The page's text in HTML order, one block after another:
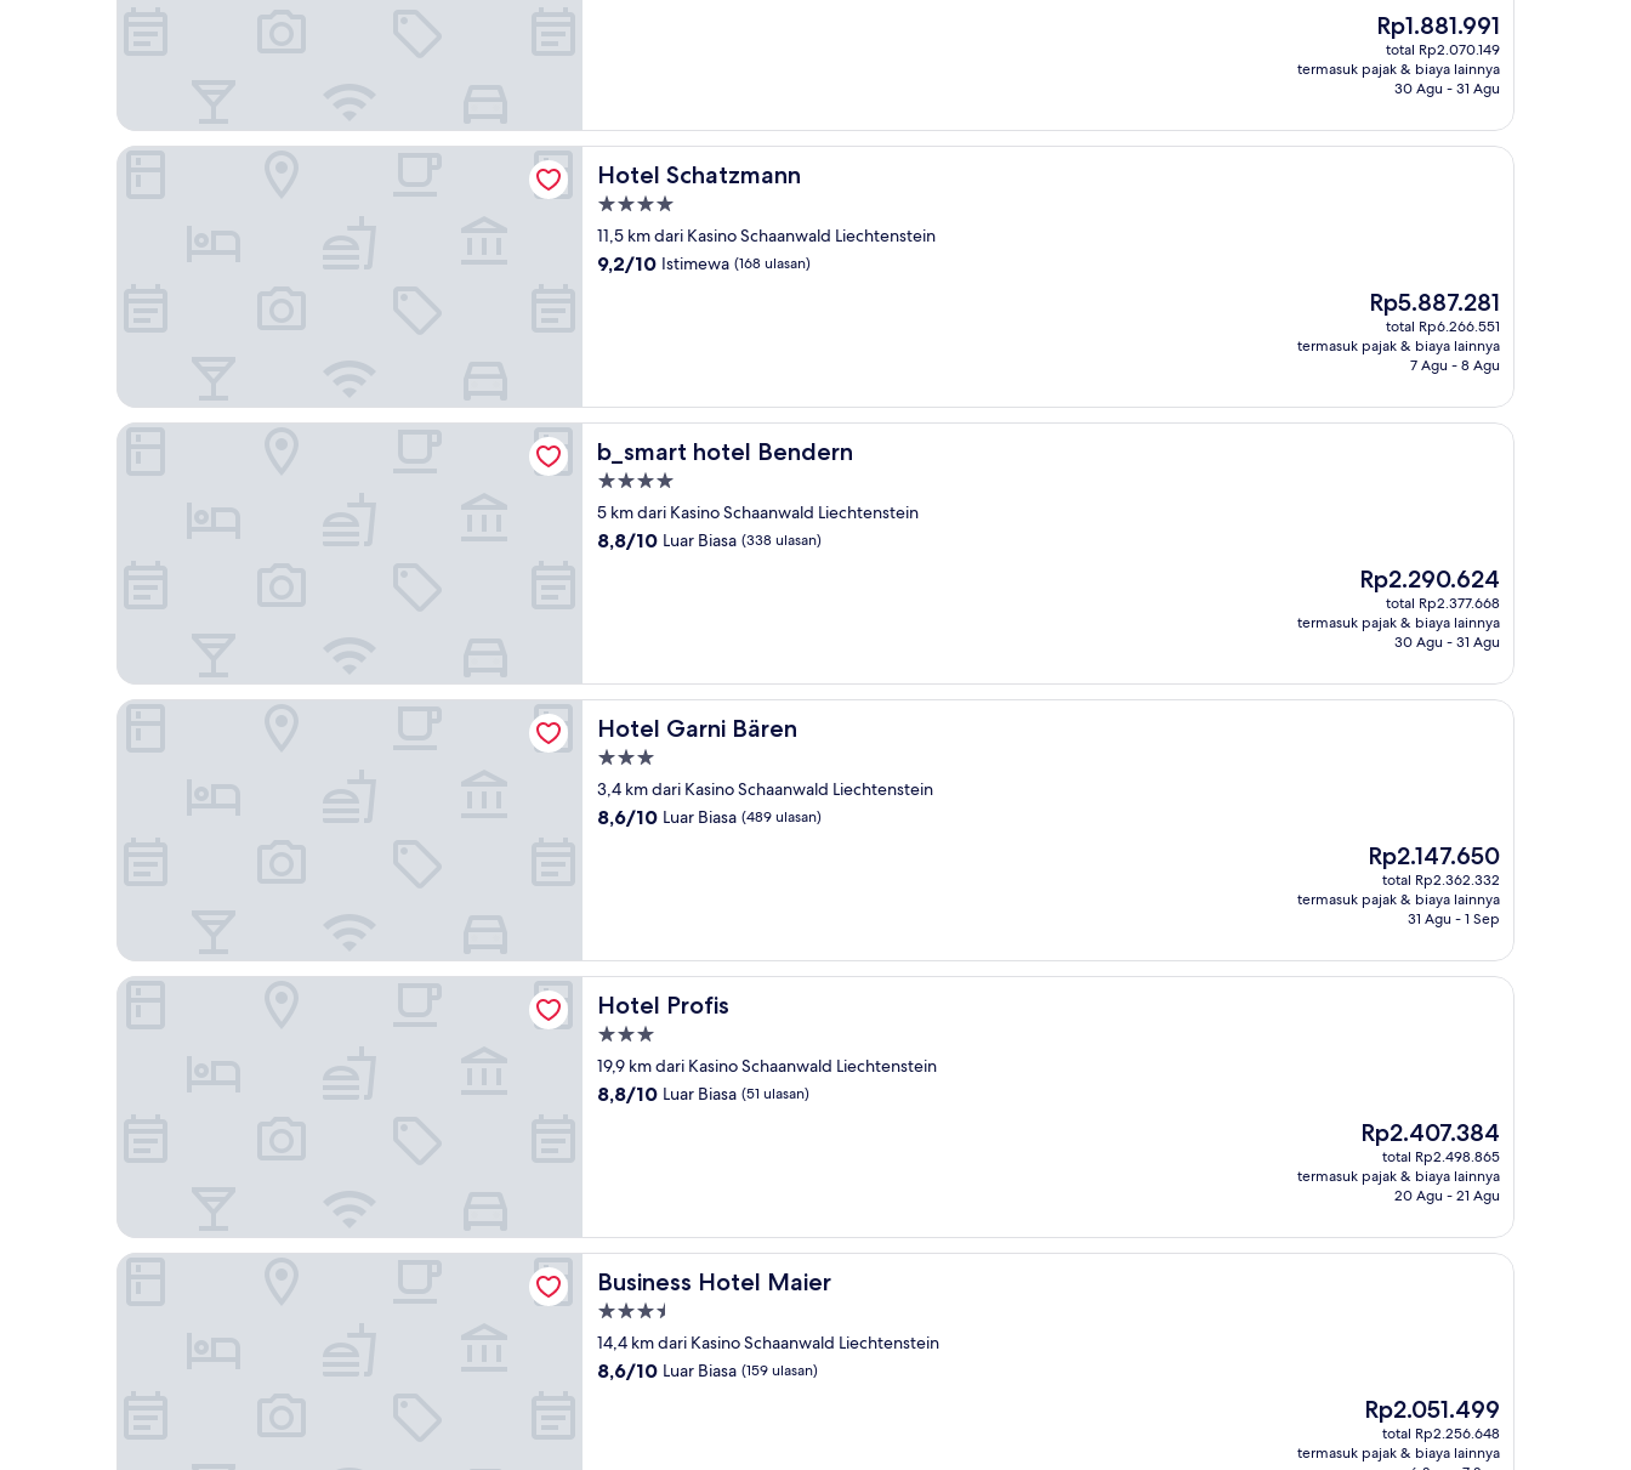
Harga
sekarang
Rp1.881.991
Rp1.881.991
total Rp2.070.149
termasuk pajak & biaya lainnya
30 Agu - 31 Agu
Hotel Schatzmann
Hotel Schatzmann
Properti
bintang
4.0
11,5 km dari Kasino Schaanwald Liechtenstein
9.2
9,2/10 Istimewa (168 ulasan)
Harga
sekarang
Rp5.887.281
Rp5.887.281
total Rp6.266.551
termasuk pajak & biaya lainnya
7 Agu - 8 Agu
Hotel Schatzmann
b_smart hotel Bendern
b_smart hotel Bendern
Properti
bintang
4.0
5 km dari Kasino Schaanwald Liechtenstein
8.8
8,8/10 Luar Biasa (338 ulasan)
Harga
sekarang
Rp2.290.624
Rp2.290.624
total Rp2.377.668
termasuk pajak & biaya lainnya
30 Agu - 31 Agu
b_smart hotel Bendern
Hotel Garni Bären
Hotel Garni Bären
Properti
bintang
3.0
3,4 km dari Kasino Schaanwald Liechtenstein
8.6
8,6/10 Luar Biasa (489 ulasan)
Harga
sekarang
Rp2.147.650
Rp2.147.650
total Rp2.362.332
termasuk pajak & biaya lainnya
31 Agu - 1 Sep
Hotel Garni Bären
Hotel Profis
Hotel Profis
Properti
bintang
3.0
19,9 km dari Kasino Schaanwald Liechtenstein
8.8
8,8/10 Luar Biasa (51 ulasan)
Harga
sekarang
Rp2.407.384
Rp2.407.384
total Rp2.498.865
termasuk pajak & biaya lainnya
20 Agu - 21 Agu
Hotel Profis
Business Hotel Maier
Business Hotel Maier
Properti
bintang
3.5
14,4 km dari Kasino Schaanwald Liechtenstein
8.6
8,6/10 Luar Biasa (159 ulasan)
Harga
sekarang
Rp2.051.499
Rp2.051.499
total Rp2.256.648
termasuk pajak & biaya lainnya
Business Hotel Maier